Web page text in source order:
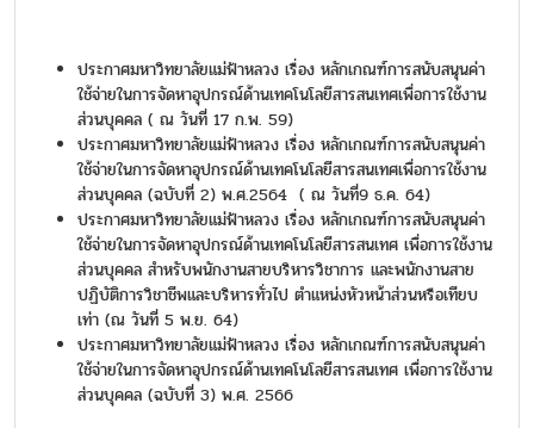
ประกาศมหาวิทยาลัยแม่ฟ้าหลวง เรื่อง หลักเกณฑ์การสนับสนุนค่า
ใช้จ่ายในการจัดหาอุปกรณ์ด้านเทคโนโลยีสารสนเทศเพื่อการใช้งาน
ส่วนบุคคล ( ณ วันที่ 17 ก.พ. 59)
ประกาศมหาวิทยาลัยแม่ฟ้าหลวง เรื่อง หลักเกณฑ์การสนับสนุนค่า
ใช้จ่ายในการจัดหาอุปกรณ์ด้านเทคโนโลยีสารสนเทศเพื่อการใช้งาน
ส่วนบุคคล (ฉบับที่ 2) พ.ศ.2564 ( ณ วันที่9 ธ.ค. 64)
ประกาศมหาวิทยาลัยแม่ฟ้าหลวง เรื่อง หลักเกณฑ์การสนับสนุนค่า
ใช้จ่ายในการจัดหาอุปกรณ์ด้านเทคโนโลยีสารสนเทศ เพื่อการใช้งาน
ส่วนบุคคล สำหรับพนักงานสายบริหารวิชาการ และพนักงานสาย
ปฏิบัติการวิชาชีพและบริหารทั่วไป ตำแหน่งหัวหน้าส่วนหรือเทียบ
เท่า (ณ วันที่ 5 พ.ย. 64)
ประกาศมหาวิทยาลัยแม่ฟ้าหลวง เรื่อง หลักเกณฑ์การสนับสนุนค่า
ใช้จ่ายในการจัดหาอุปกรณ์ด้านเทคโนโลยีสารสนเทศ เพื่อการใช้งาน
ส่วนบุคคล (ฉบับที่ 3) พ.ศ. 2566